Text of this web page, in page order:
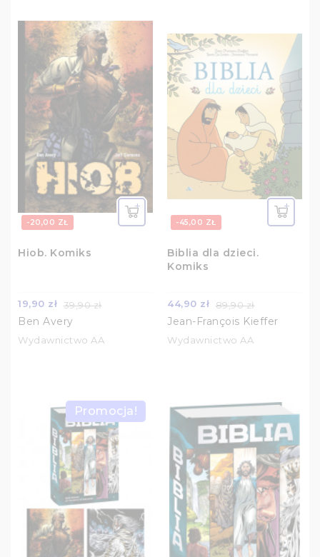
-20,00 ZŁ
Hiob. Komiks
19,90 zł 39,90 zł
Ben Avery
Wydawnictwo AA
-45,00 ZŁ
Biblia dla dzieci.
Komiks
44,90 zł 89,90 zł
Jean-François Kieffer
Wydawnictwo AA
Promocja!